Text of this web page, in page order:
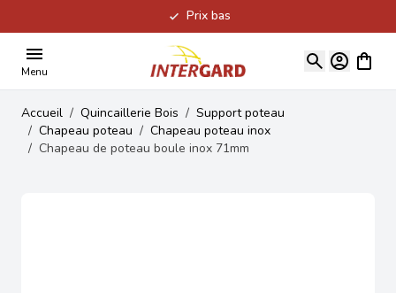
Prix bas
Menu
Voir
Accueil / Quincaillerie Bois / Support poteau
/ Chapeau poteau / Chapeau poteau inox
/ Chapeau de poteau boule inox 71mm